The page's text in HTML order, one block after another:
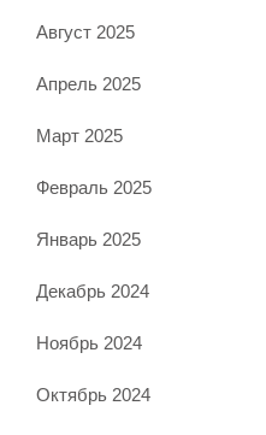
Август 2025
Апрель 2025
Март 2025
Февраль 2025
Январь 2025
Декабрь 2024
Ноябрь 2024
Октябрь 2024